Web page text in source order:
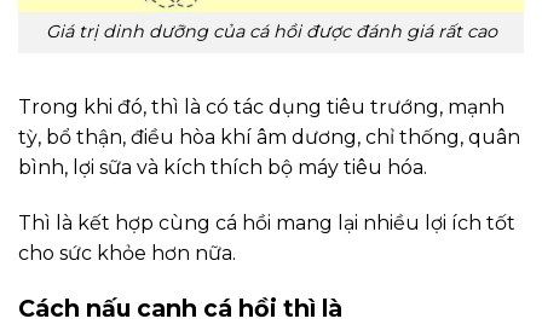
Giá trị dinh dưỡng của cá hồi được đánh giá rất cao
Trong khi đó, thì là có tác dụng tiêu trướng, mạnh
tỳ, bổ thận, điều hòa khí âm dương, chỉ thống, quân
bình, lợi sữa và kích thích bộ máy tiêu hóa.
Thì là kết hợp cùng cá hồi mang lại nhiều lợi ích tốt
cho sức khỏe hơn nữa.
Cách nấu canh cá hồi thì là